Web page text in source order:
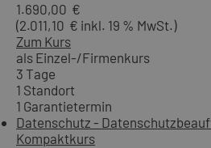
1.690,00 €
(2.011,10 € inkl. 19 % MwSt.)
Zum Kurs
als Einzel-/Firmenkurs
3 Tage
1 Standort
1 Garantietermin
Datenschutz -
Kompaktkurs